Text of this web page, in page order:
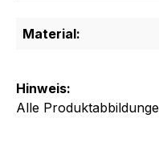
Hinweis:
Alle
Material: